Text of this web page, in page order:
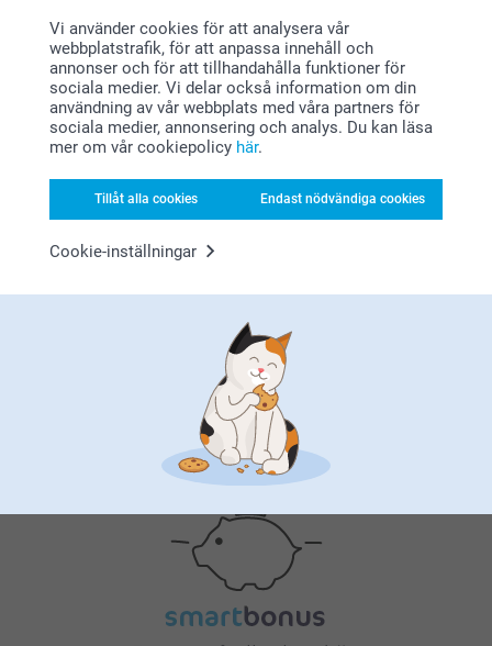
Vi använder cookies för att analysera vår
webbplatstrafik, för att anpassa innehåll och
annonser och för att tillhandahålla funktioner för
sociala medier. Vi delar också information om din
användning av vår webbplats med våra partners för
sociala medier, annonsering och analys. Du kan läsa
mer om vår cookiepolicy här.
Tillåt alla cookies Endast nödvändiga cookies
Cookie-inställningar
Personliga namnlappar
4 varianter
Från 119,00
(3 omdömen)
Set med personliga
namnlappar
239,00
(1 omdömen)
Varför smartphoto
Nöjd kundgaranti